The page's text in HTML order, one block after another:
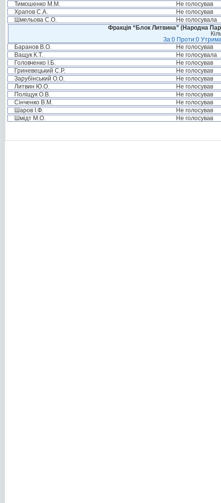
Тимошенко М.М.
Не голосував
Храпов С.А.
Не голосував
Шмельова С.О.
Не голосувала
Фракція “Блок Литвина” (Народна
За:0 Проти:0
Баранов В.О.
Не голосував
Ващук К.Т.
Не голосувала
Головченко І.Б.
Не голосував
Гриневецький С.Р.
Не голосував
Зарубінський О.О.
Не голосував
Литвин Ю.О.
Не голосував
Поліщук О.В.
Не голосував
Сінченко В.М.
Не голосував
Шаров І.Ф.
Не голосував
Шмідт М.О.
Не голосував